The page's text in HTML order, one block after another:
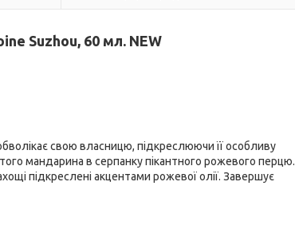
Suzhou, 60 мл. NEW
свою власницю, підкреслюючи її особливу
мандарина в серпанку пікантного рожевого перцю.
підкреслені акцентами рожевої олії. Завершує